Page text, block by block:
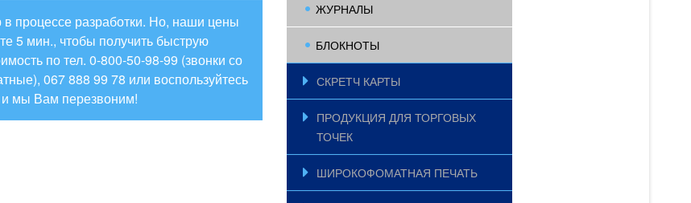
процессе разработки. Но, наши цены
5 мин., чтобы получить быструю
по тел. 0-800-50-98-99 (звонки со
067 888 99 78 или воспользуйтесь
и мы Вам перезвоним!
ЖУРНАЛЫ
БЛОКНОТЫ
СКРЕТЧ КАРТЫ
ПРОДУКЦИЯ ДЛЯ ТОРГОВЫХ
ТОЧЕК
ШИРОКОФОМАТНАЯ ПЕЧАТЬ